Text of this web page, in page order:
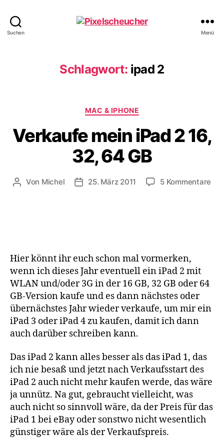
Suchen Menü
Schlagwort: ipad 2
Kategorien
MAC & IPHONE
Verkaufe mein iPad 2 16,
32, 64 GB
Beitragsautor
Von Michel Veröffentlichungsdatum
25. März 2011 5 Kommentare
Hier könnt ihr euch schon mal vormerken,
wenn ich dieses Jahr eventuell ein iPad 2 mit
WLAN und/oder 3G in der 16 GB, 32 GB oder 64
GB-Version kaufe und es dann nächstes oder
übernächstes Jahr wieder verkaufe, um mir ein
iPad 3 oder iPad 4 zu kaufen, damit ich dann
auch darüber schreiben kann.
Das iPad 2 kann alles besser als das iPad 1, das
ich nie besaß und jetzt nach Verkaufsstart des
iPad 2 auch nicht mehr kaufen werde, das wäre
ja unnütz. Na gut, gebraucht vielleicht, was
auch nicht so sinnvoll wäre, da der Preis für das
iPad 1 bei eBay oder sonstwo nicht wesentlich
günstiger wäre als der Verkaufspreis.